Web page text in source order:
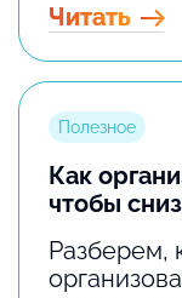
Читать
Полезное
Как
чтобы
Разберем,